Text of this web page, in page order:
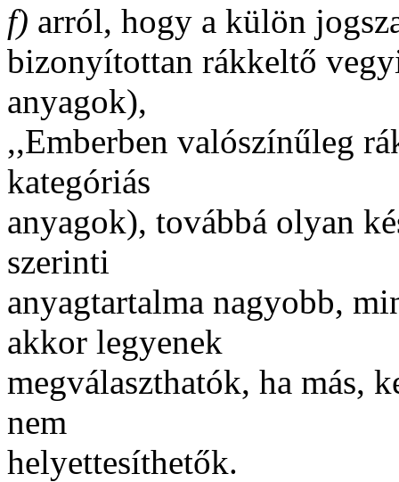
f) arról, hogy a külön
bizonyítottan rákkeltő
anyagok),
,,Emberben valószínűleg
kategóriás
anyagok), továbbá olyan
szerinti
anyagtartalma nagyobb,
akkor legyenek
megválaszthatók, ha más,
nem
helyettesíthetők.